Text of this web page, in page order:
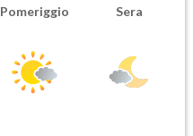
Pomeriggio Sera